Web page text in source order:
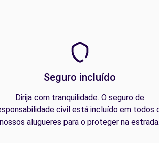
Seguro incluído
Dirija com tranquilidade. O seguro de
civil está incluído em todos
nossos alugueres para o proteger na